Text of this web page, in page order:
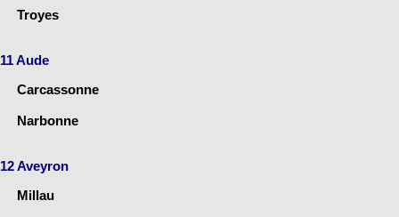
Troyes
11 Aude
Carcassonne
Narbonne
12 Aveyron
Millau